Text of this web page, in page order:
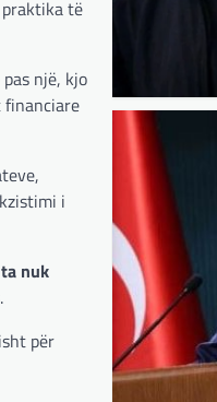
të
një, kjo
i
nuk
për